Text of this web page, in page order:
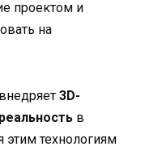
проектом и
на
3D-
в
этим технологиям